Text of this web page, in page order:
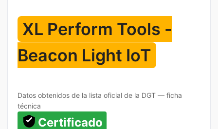
XL Perform Tools -
Beacon Light IoT
Datos obtenidos de la lista oficial de la DGT — ficha
técnica
Certificado